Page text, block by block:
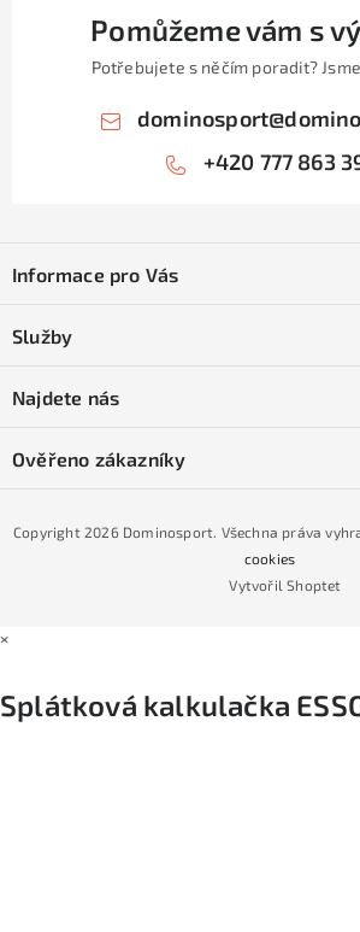
Pomůžeme vám s
Potřebujete s něčím poradit?
dominosport@
+420 777 863
pInformace pro Vás
Obchodní podmínky
Podmínky GDPR
Podmínky nákupu na splátky ESSOX
Služby
Naše prodejna
Najdete nás
Ověřeno zákazníky
Vytvořil Shoptet
Copyright 2026 Dominosport. Všechna práva
cookies
×
Splátková kalkulačka